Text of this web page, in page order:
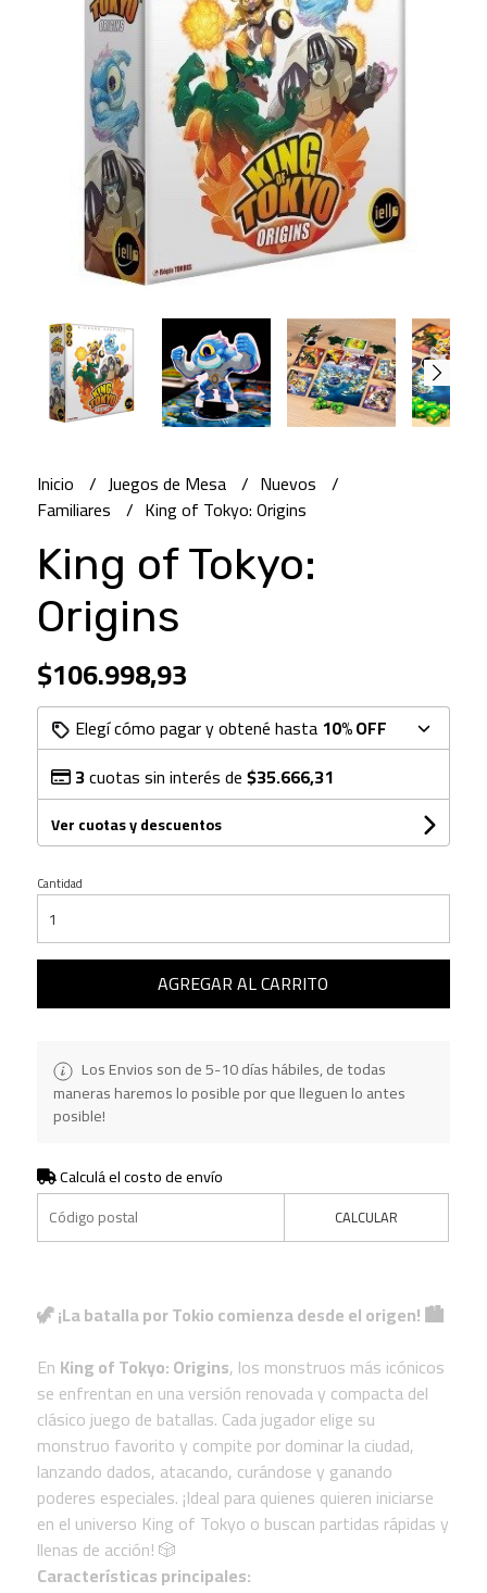
Inicio Juegos de Mesa
Nuevos
Familiares
King of Tokyo: Origins
King of Tokyo:
Origins
$106.998,93
Elegí cómo pagar y obtené hasta 10% OFF
3cuotas sin interés de$35.666,31
Ver cuotas y descuentos
Cantidad
AGREGAR AL CARRITO
Los Envios son de 5-10 días hábiles, de todas
maneras haremos lo posible por que lleguen lo antes
posible!
Calculá el costo de envío
CALCULAR
🦖 ¡La batalla por Tokio comienza desde el origen! 🏙️
En King of Tokyo: Origins, los monstruos más icónicos
se enfrentan en una versión renovada y compacta del
clásico juego de batallas. Cada jugador elige su
monstruo favorito y compite por dominar la ciudad,
lanzando dados, atacando, curándose y ganando
poderes especiales. ¡Ideal para quienes quieren iniciarse
en el universo King of Tokyo o buscan partidas rápidas y
llenas de acción! 🎲
Características principales: